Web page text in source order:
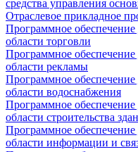
средства управления
Отраслевое прикладное
Программное обеспечение
области торговли
Программное обеспечение
области рекламы
Программное обеспечение
области водоснабжения
Программное обеспечение
области строительства
Программное обеспечение
области информации и